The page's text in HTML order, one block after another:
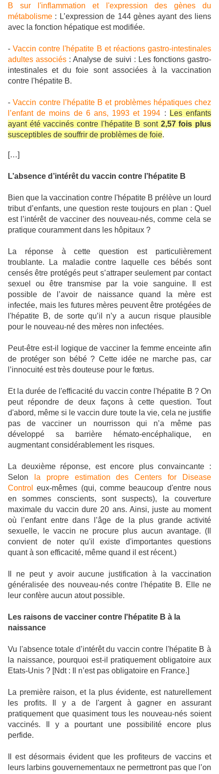
B sur l'inflammation et l'expression des gènes du
métabolisme : L’expression de 144 gènes ayant des liens
avec la fonction hépatique est modifiée.
-Vaccin contre l'hépatite B et réactions gastro-intestinales
adultes associés : Analyse de suivi : Les fonctions gastro-
intestinales et du foie sont associées à la vaccination
contre l'hépatite B.
-Vaccin contre l’hépatite B et problèmes hépatiques chez
l’enfant de moins de 6 ans, 1993 et 1994 :
Les enfants
ayant été vaccinés contre l'hépatite B sont 2,57 fois plus
susceptibles de souffrir de problèmes de foie.
[…]
L’absence d’intérêt du vaccin contre l’hépatite B
Bien que la vaccination contre l'hépatite B prélève un lourd
tribut d’enfants, une question reste toujours en plan : Quel
est l’intérêt de vacciner des nouveau-nés, comme cela se
pratique couramment dans les hôpitaux ?
La réponse à cette question est particulièrement
troublante. La maladie contre laquelle ces bébés sont
censés être protégés peut s’attraper seulement par contact
sexuel ou être transmise par la voie sanguine. Il est
possible de l’avoir de naissance quand la mère est
infectée, mais les futures mères peuvent être protégées de
l'hépatite B, de sorte qu’il n’y a aucun risque plausible
pour le nouveau-né des mères non infectées.
Peut-être est-il logique de vacciner la femme enceinte afin
de protéger son bébé ? Cette idée ne marche pas, car
l’innocuité est très douteuse pour le fœtus.
Et la durée de l'efficacité du vaccin contre l'hépatite B ? On
peut répondre de deux façons à cette question. Tout
d'abord, même si le vaccin dure toute la vie, cela ne justifie
pas de vacciner un nourrisson qui n’a même pas
développé sa barrière hémato-encéphalique, en
augmentant considérablement les risques.
La deuxième réponse, est encore plus convaincante :
Selon
la propre estimation des Centers for Disease
Control
eux-mêmes (qui, comme beaucoup d'entre nous
en sommes conscients, sont suspects), la couverture
maximale du vaccin dure 20 ans. Ainsi, juste au moment
où l’enfant entre dans l’âge de la plus grande activité
sexuelle, le vaccin ne procure plus aucun avantage. (Il
convient de noter qu'il existe d'importantes questions
quant à son efficacité, même quand il est récent.)
Il ne peut y avoir aucune justification à la vaccination
généralisée des nouveau-nés contre l'hépatite B. Elle ne
leur confère aucun atout possible.
Les raisons de vacciner contre l'hépatite B à la
naissance
Vu l'absence totale d’intérêt du vaccin contre l'hépatite B à
la naissance, pourquoi est-il pratiquement obligatoire aux
Etats-Unis ? [Ndt : Il n’est pas obligatoire en France.]
La première raison, et la plus évidente, est naturellement
les profits. Il y a de l'argent à gagner en assurant
pratiquement que quasiment tous les nouveau-nés soient
vaccinés. Il y a pourtant une possibilité encore plus
perfide.
Il est désormais évident que les profiteurs de vaccins et
leurs larbins gouvernementaux ne permettront pas que l’on